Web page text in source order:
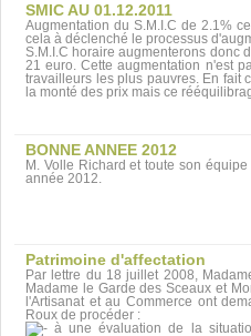
SMIC AU 01.12.2011
Augmentation du S.M.I.C de 2.1%
cela à déclenché le processus
S.M.I.C horaire augmenterons donc
21 euro. Cette augmentation n'est
travailleurs les plus pauvres. En fait
la monté des prix mais ce
BONNE ANNEE 2012
M. Volle Richard et toute son
année 2012.
Patrimoine d'affectation
Par lettre du 18 juillet 2008,
Madame le Garde des Sceaux et
l'Artisanat et au Commerce ont
Roux de procéder :
à une évaluation de la